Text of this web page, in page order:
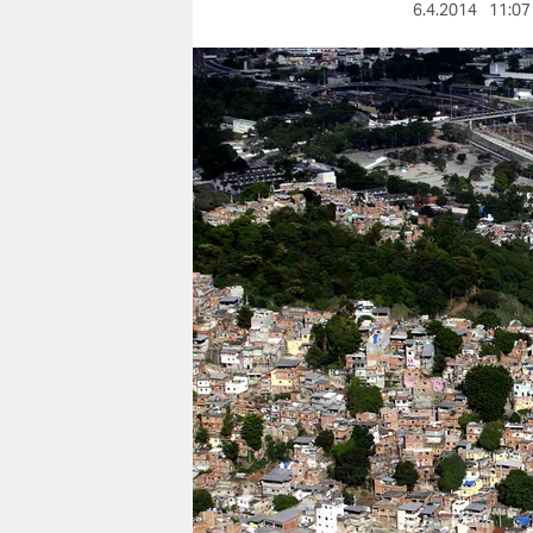
nord
wahrheit
verlag
verlag
veranstaltungen
shop
fragen & hilfe
unterstützen
abo
genossenschaft
6.4.2014